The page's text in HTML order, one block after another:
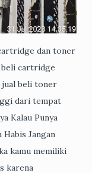
dan toner
beli cartridge
jual beli toner
dari tempat
Kalau Punya
Jangan
kamu memiliki
karena